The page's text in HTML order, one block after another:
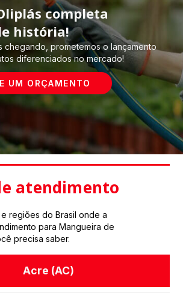
completa
história!
chegando, prometemos o lançamento
diferenciados no mercado!
UM ORÇAMENTO
atendimento
regiões do Brasil onde a
para Mangueira de
precisa saber.
Acre (AC)